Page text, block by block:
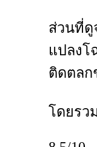
ส่วนที่ดู
แปลงโ
ติดตลก
โดยรว